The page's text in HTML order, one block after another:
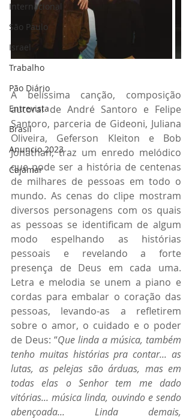
Internacional
São Paulo
Israel
Trabalho
Pão Diário
Entrevista
Brasil
Anuncio 2023
Cajamar
A belíssima canção, composição
autoral de André Santoro e Felipe
Santoro, parceria de Gideoni, Juliana
Oliveira, Geferson Kleiton e Bob
Jonathan, traz um enredo melódico
que pode ser a história de centenas
de milhares de pessoas em todo o
mundo. As cenas do clipe mostram
diversos personagens com os quais
as pessoas se identificam de algum
modo espelhando as histórias
pessoais e revelando a forte
presença de Deus em cada uma.
Letra e melodia se unem a piano e
cordas para embalar o coração das
pessoas, levando-as a refletirem
sobre o amor, o cuidado e o poder
de Deus: “Que linda a música, também
tenho muitas histórias pra contar... as
lutas, as pelejas são árduas, mas em
todas elas o Senhor tem me dado
vitórias... música linda, ouvindo e sendo
abençoada... Linda demais,